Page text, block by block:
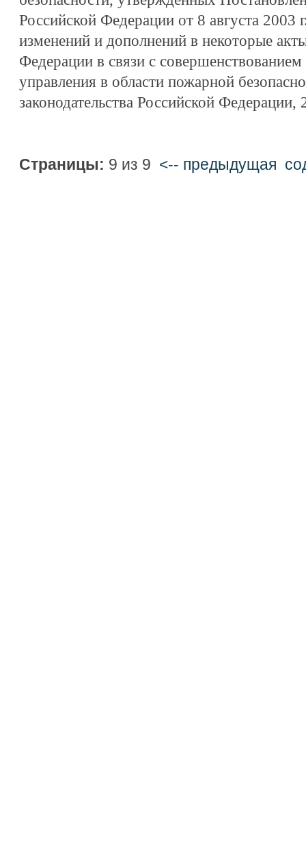
Российской Федерации от 8 августа 2003
изменений и дополнений в некоторые
Федерации в связи с совершенствованием
управления в области пожарной
законодательства Российской
Страницы: 9 из 9 <-- предыдущая